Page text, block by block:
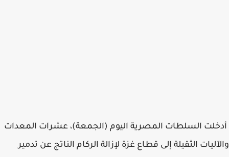
أدخلت السلطات المصرية اليوم (الجمعة)، عشرات المعدات
والآليات الثقيلة إلى قطاع غزة لإزالة الركام الناتج عن تدمير